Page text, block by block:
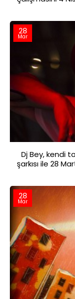
28
Mar
Dj Bey, kendi
şarkısı ile 28
28
Mar